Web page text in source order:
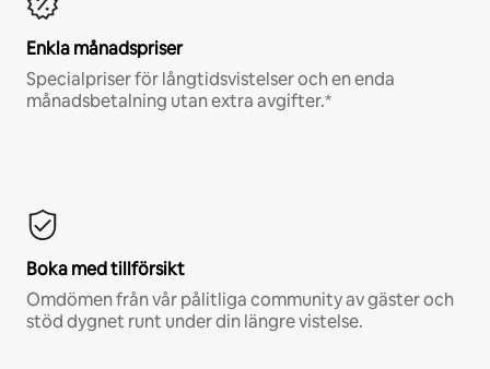
Enkla månadspriser
Specialpriser för långtidsvistelser och en enda
månadsbetalning utan extra avgifter.*
Boka med tillförsikt
Omdömen från vår pålitliga community av gäster och
stöd dygnet runt under din längre vistelse.